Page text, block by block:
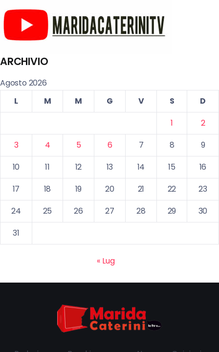
ARCHIVIO
Agosto 2026
L
M M G V S
D
1
2
3
4 5 6 7 8
9
10
11 12 13 14 15
16
17
18 19 20 21 22
23
24
25 26 27 28 29
30
31
« Lug